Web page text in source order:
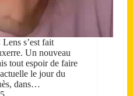
s’est fait
Un nouveau
tout espoir de faire
le jour du
dans…